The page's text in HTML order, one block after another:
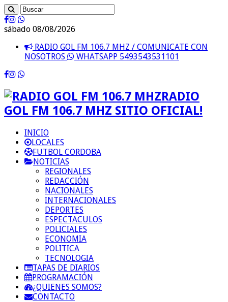
sábado 08/08/2026
RADIO GOL FM 106.7 MHZ / COMUNICATE CON
NOSOTROS
WHATSAPP 5493543531101
RADIO
GOL FM 106.7 MHZ SITIO OFICIAL!
INICIO
LOCALES
FUTBOL CORDOBA
NOTICIAS
REGIONALES
REDACCIÓN
NACIONALES
INTERNACIONALES
DEPORTES
ESPECTACULOS
POLICIALES
ECONOMIA
POLITICA
TECNOLOGIA
TAPAS DE DIARIOS
PROGRAMACIÓN
¿QUIENES SOMOS?
CONTACTO